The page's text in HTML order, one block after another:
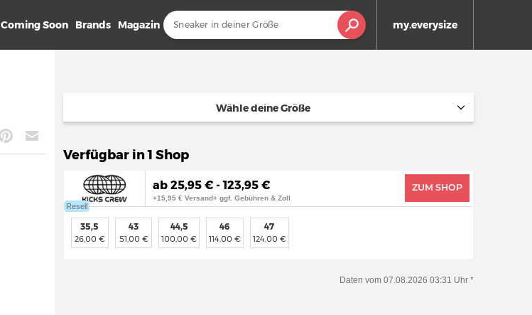
my.everysize
Coming Soon Brands Magazin
Wähle deine Größe
Verfügbar in 1 Shop
Resell
ab 25,95 € - 123,95 €
+15,95 € Versand+ ggf. Gebühren & Zoll
ZUM SHOP
35,5
26,00 €
43
51,00 €
44,5
100,00 €
46
114,00 €
47
124,00 €
Daten vom 07.08.2026 03:31 Uhr *